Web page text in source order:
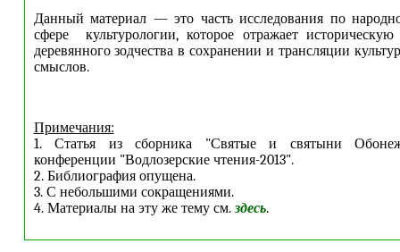
Данный материал — это часть исследования по
сфере культурологии, которое отражает историческую
деревянного зодчества в сохранении и трансляции
смыслов.
Примечания:
1. Статья из сборника "Святые и святыни
конференции "Водлозерские чтения-2013".
2. Библиография опущена.
3. С небольшими сокращениями.
4. Материалы на эту же тему см.здесь.